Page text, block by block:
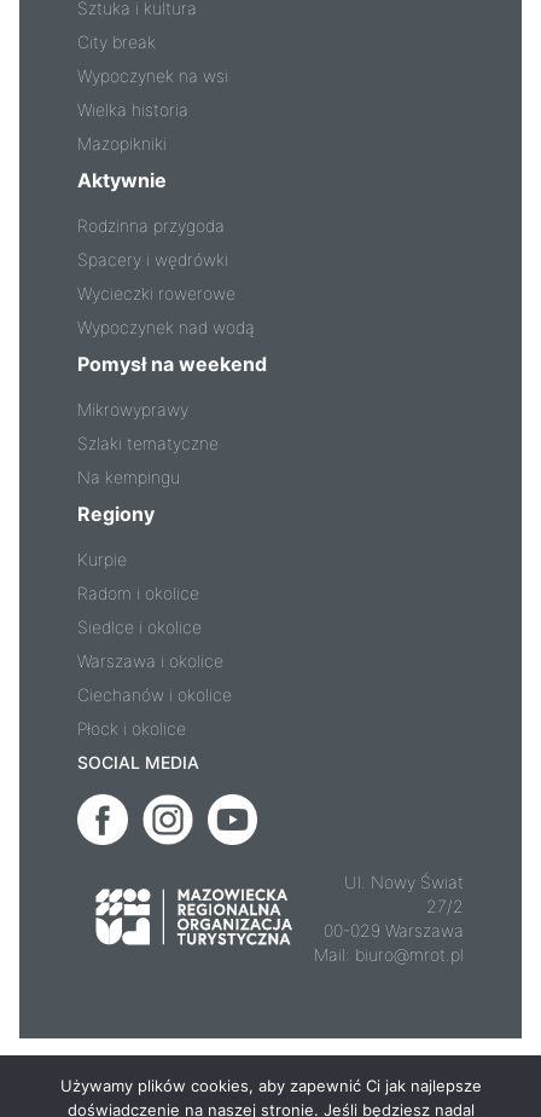
Sztuka i kultura
City break
Wypoczynek na wsi
Wielka historia
Mazopikniki
Aktywnie
Rodzinna przygoda
Spacery i wędrówki
Wycieczki rowerowe
Wypoczynek nad wodą
Pomysł na weekend
Mikrowyprawy
Szlaki tematyczne
Na kempingu
Regiony
Kurpie
Radom i okolice
Siedlce i okolice
Warszawa i okolice
Ciechanów i okolice
Płock i okolice
SOCIAL MEDIA
Ul. Nowy Świat
27/2
00-029 Warszawa
Mail: biuro@mrot.pl
Używamy plików cookies, aby zapewnić Ci jak najlepsze
doświadczenie na naszej stronie. Jeśli będziesz nadal